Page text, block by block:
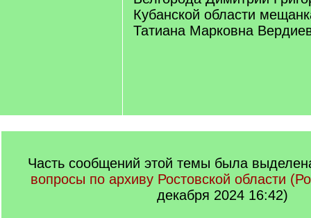
Кубанской области
Татиана Марковна
Часть сообщений этой темы была
вопросы по архиву Ростовской области
декабря 2024 16:42)